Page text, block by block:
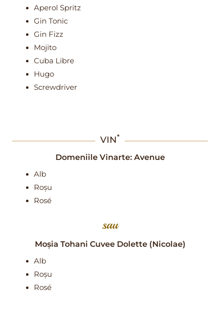
Aperol Spritz
Gin Tonic
Gin Fizz
Mojito
Cuba Libre
Hugo
Screwdriver
VIN*
Domeniile Vinarte: Avenue
Alb
Roșu
Rosé
sau
Moșia Tohani Cuvee Dolette (Nicolae)
Alb
Roșu
Rosé